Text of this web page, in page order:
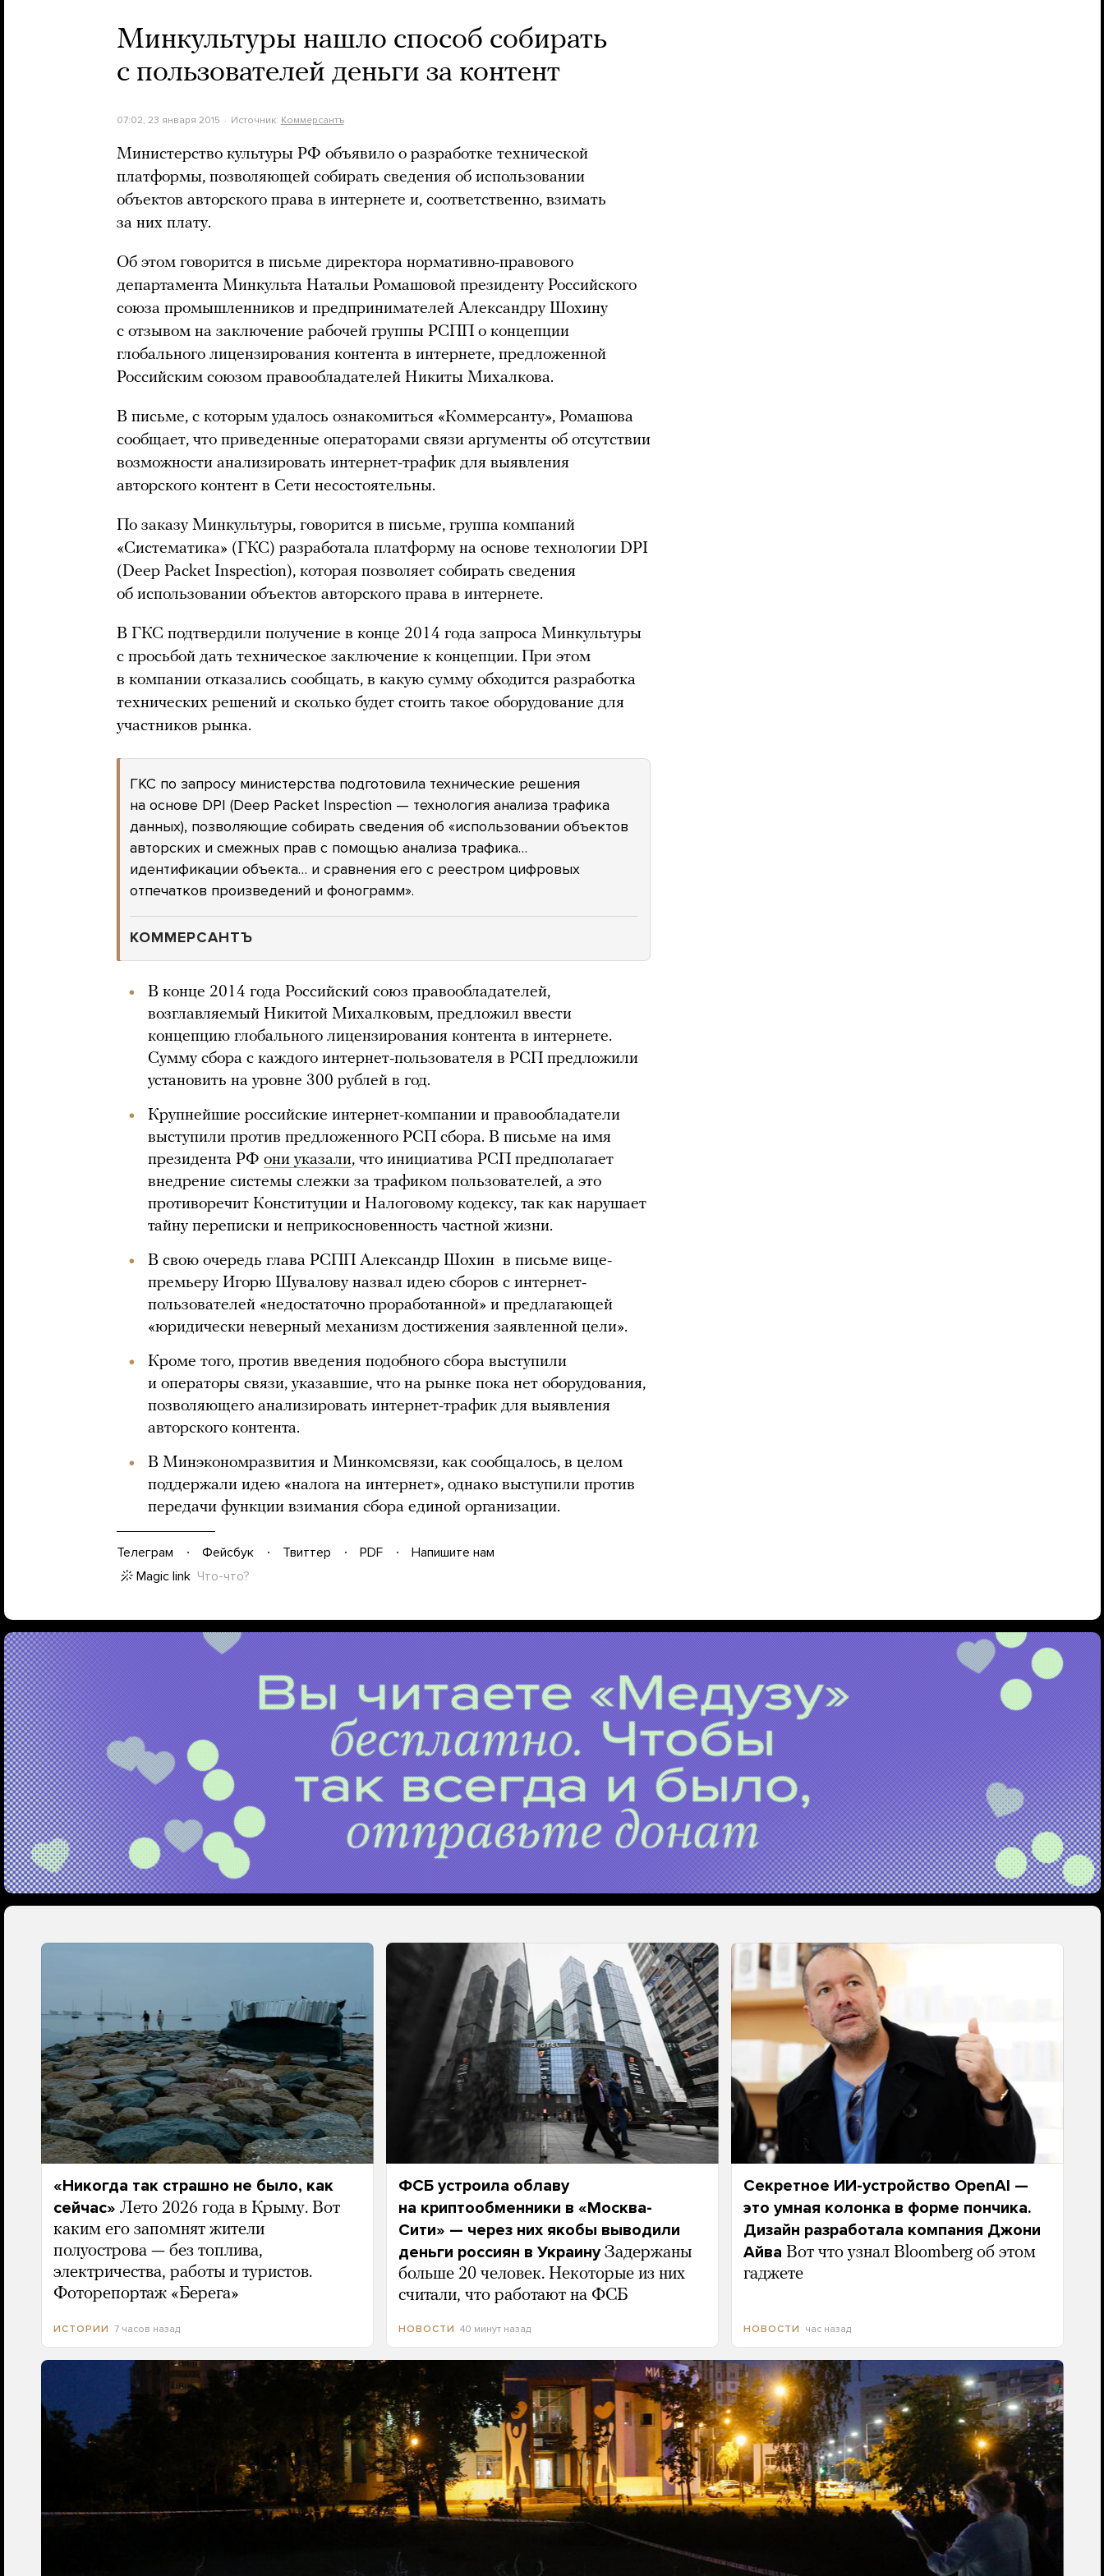
Минкультуры нашло способ собирать
с пользователей деньги за контент
07:02, 23 января 2015 Источник: Коммерсантъ
Министерство культуры РФ объявило о разработке технической
платформы, позволяющей собирать сведения об использовании
объектов авторского права в интернете и, соответственно, взимать
за них плату.
Об этом говорится в письме директора нормативно-правового
департамента Минкульта Натальи Ромашовой президенту Российского
союза промышленников и предпринимателей Александру Шохину
с отзывом на заключение рабочей группы РСПП о концепции
глобального лицензирования контента в интернете, предложенной
Российским союзом правообладателей Никиты Михалкова.
В письме, с которым удалось ознакомиться «Коммерсанту», Ромашова
сообщает, что приведенные операторами связи аргументы об отсутствии
возможности анализировать интернет-трафик для выявления
авторского контент в Сети несостоятельны.
По заказу Минкультуры, говорится в письме, группа компаний
«Систематика» (ГКС) разработала платформу на основе технологии DPI
(Deep Packet Inspection), которая позволяет собирать сведения
об использовании объектов авторского права в интернете.
В ГКС подтвердили получение в конце 2014 года запроса Минкультуры
с просьбой дать техническое заключение к концепции. При этом
в компании отказались сообщать, в какую сумму обходится разработка
технических решений и сколько будет стоить такое оборудование для
участников рынка.
ГКС по запросу министерства подготовила технические решения
на основе DPI (Deep Packet Inspection — технология анализа трафика
данных), позволяющие собирать сведения об «использовании объектов
авторских и смежных прав с помощью анализа трафика…
идентификации объекта… и сравнения его с реестром цифровых
отпечатков произведений и фонограмм».
КОММЕРСАНТЪ
В конце 2014 года Российский союз правообладателей,
возглавляемый Никитой Михалковым, предложил ввести
концепцию глобального лицензирования контента в интернете.
Сумму сбора с каждого интернет-пользователя в РСП предложили
установить на уровне 300 рублей в год.
Крупнейшие российские интернет-компании и правообладатели
выступили против предложенного РСП сбора. В письме на имя
президента РФ они указали, что инициатива РСП предполагает
внедрение системы слежки за трафиком пользователей, а это
противоречит Конституции и Налоговому кодексу, так как нарушает
тайну переписки и неприкосновенность частной жизни.
В свою очередь глава РСПП Александр Шохин в письме вице-
премьеру Игорю Шувалову назвал идею сборов с интернет-
пользователей «недостаточно проработанной» и предлагающей
«юридически неверный механизм достижения заявленной цели».
Кроме того, против введения подобного сбора выступили
и операторы связи, указавшие, что на рынке пока нет оборудования,
позволяющего анализировать интернет-трафик для выявления
авторского контента.
В Минэкономразвития и Минкомсвязи, как сообщалось, в целом
поддержали идею «налога на интернет», однако выступили против
передачи функции взимания сбора единой организации.
Телеграм Фейсбук Твиттер PDF
Напишите нам
Magic link Что-что?
«Никогда так страшно не было, как
сейчас» Лето 2026 года в Крыму. Вот
каким его запомнят жители
полуострова — без топлива,
электричества, работы и туристов.
Фоторепортаж «Берега»
ИСТОРИИ 7 часов назад
ФСБ устроила облаву
на криптообменники в «Москва-
Сити» — через них якобы выводили
деньги россиян в Украину Задержаны
больше 20 человек. Некоторые из них
считали, что работают на ФСБ
НОВОСТИ 40 минут назад
Секретное ИИ-устройство OpenAI —
это умная колонка в форме пончика.
Дизайн разработала компания Джони
Айва Вот что узнал Bloomberg об этом
гаджете
НОВОСТИ час назад